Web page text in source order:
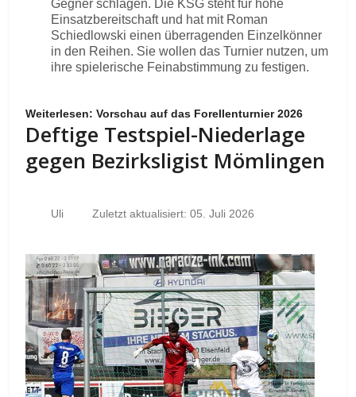
Gegner schlagen. Die KSG steht für hohe
Einsatzbereitschaft und hat mit Roman
Schiedlowski einen überragenden Einzelkönner
in den Reihen. Sie wollen das Turnier nutzen, um
ihre spielerische Feinabstimmung zu festigen.
Weiterlesen: Vorschau auf das Forellenturnier 2026
Deftige Testspiel-Niederlage
gegen Bezirksligist Mömlingen
Uli Zuletzt aktualisiert: 05. Juli 2026